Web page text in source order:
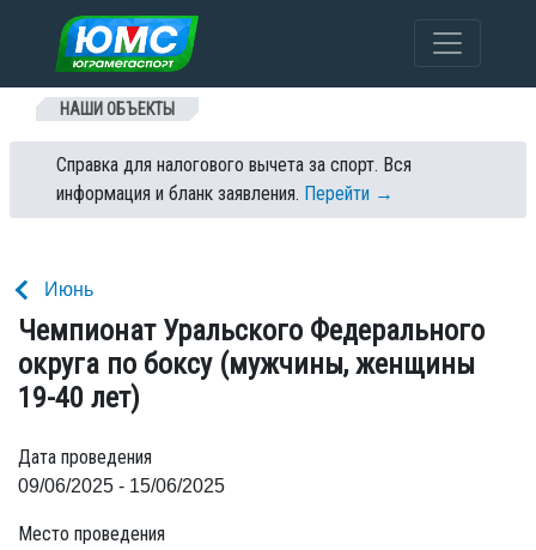
Перейти к содержанию
НАШИ ОБЪЕКТЫ
Справка для налогового вычета за спорт. Вся
информация и бланк заявления. Перейти →
Июнь
Чемпионат Уральского Федерального
округа по боксу (мужчины, женщины
19-40 лет)
Дата проведения
09/06/2025 - 15/06/2025
Место проведения